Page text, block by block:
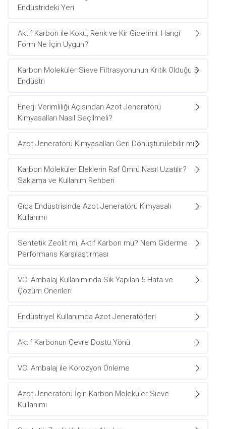
Endüstrideki Yeri
Aktif Karbon ile Koku, Renk ve Kir Giderimi: Hangi
Form Ne İçin Uygun?
Karbon Moleküler Sieve Filtrasyonunun Kritik Olduğu 5
Endüstri
Enerji Verimliliği Açısından Azot Jeneratörü
Kimyasalları Nasıl Seçilmeli?
Azot Jeneratörü Kimyasalları Geri Dönüştürülebilir mi?
Karbon Moleküler Eleklerin Raf Ömrü Nasıl Uzatılır?
Saklama ve Kullanım Rehberi
Gıda Endüstrisinde Azot Jeneratörü Kimyasalı
Kullanımı
Sentetik Zeolit mi, Aktif Karbon mu? Nem Giderme
Performans Karşılaştırması
VCI Ambalaj Kullanımında Sık Yapılan 5 Hata ve
Çözüm Önerileri
Endüstriyel Kullanımda Azot Jeneratörleri
Aktif Karbonun Çevre Dostu Yönü
VCI Ambalaj ile Korozyon Önleme
Azot Jeneratörü İçin Karbon Moleküler Sieve
Kullanımı